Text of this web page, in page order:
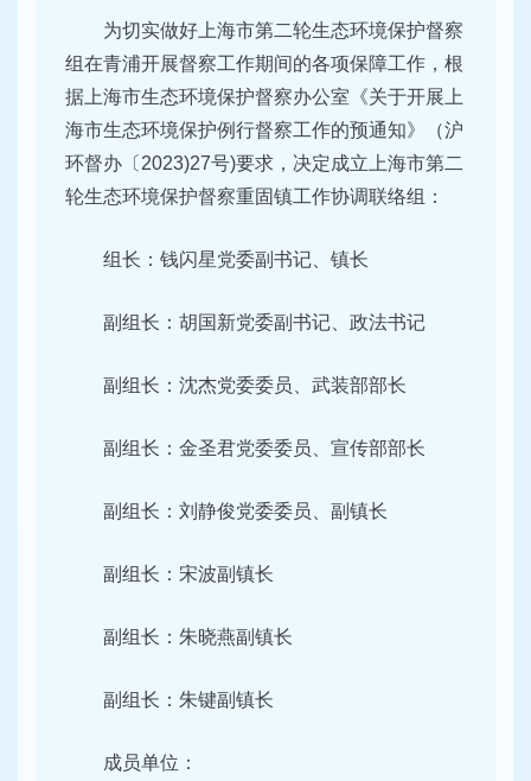
为切实做好上海市第二轮生态环境保护督察
组在青浦开展督察工作期间的各项保障工作，根
据上海市生态环境保护督察办公室《关于开展上
海市生态环境保护例行督察工作的预通知》（沪
环督办〔2023)27号)要求，决定成立上海市第二
轮生态环境保护督察重固镇工作协调联络组：
组长：钱闪星党委副书记、镇长
副组长：胡国新党委副书记、政法书记
副组长：沈杰党委委员、武装部部长
副组长：金圣君党委委员、宣传部部长
副组长：刘静俊党委委员、副镇长
副组长：宋波副镇长
副组长：朱晓燕副镇长
副组长：朱键副镇长
成员单位：